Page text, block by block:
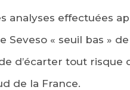
analyses effectuées
Seveso « seuil bas »
d’écarter tout
de la France.